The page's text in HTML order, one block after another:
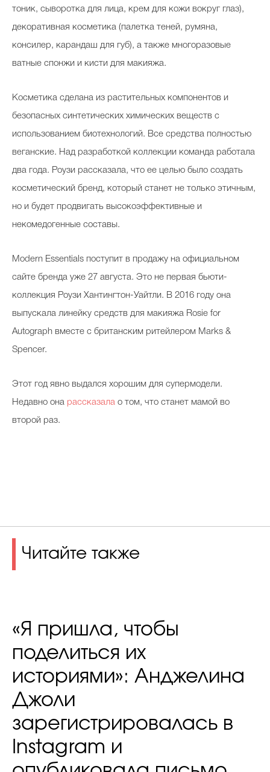
тоник, сыворотка для лица, крем для кожи вокруг глаз),
декоративная косметика (палетка теней, румяна,
консилер, карандаш для губ), а также многоразовые
ватные спонжи и кисти для макияжа.
Косметика сделана из растительных компонентов и
безопасных синтетических химических веществ с
использованием биотехнологий. Все средства полностью
веганские. Над разработкой коллекции команда работала
два года. Роузи рассказала, что ее целью было создать
косметический бренд, который станет не только этичным,
но и будет продвигать высокоэффективные и
некомедогенные составы.
Modern Essentials поступит в продажу на официальном
сайте бренда уже 27 августа. Это не первая бьюти-
коллекция Роузи Хантингтон-Уайтли. В 2016 году она
выпускала линейку средств для макияжа Rosie for
Autograph вместе с британским ритейлером Marks &
Spencer.
Этот год явно выдался хорошим для супермодели.
Недавно она рассказала о том, что станет мамой во
второй раз.
Читайте также
«Я пришла, чтобы
поделиться их
историями»: Анджелина
Джоли
зарегистрировалась в
Instagram и